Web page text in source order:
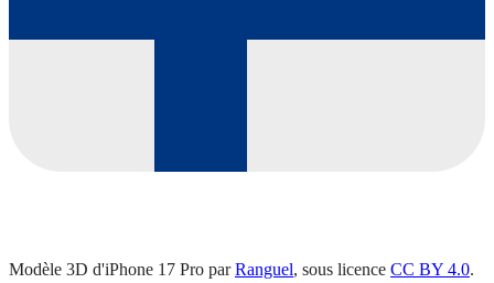
Modèle 3D d'iPhone 17 Pro parRanguel, sous licence CC BY 4.0.